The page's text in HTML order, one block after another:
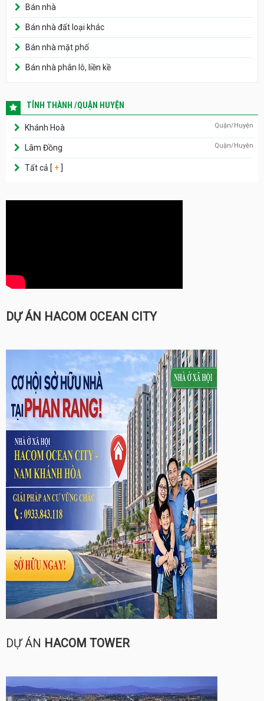
Bán nhà
Bán nhà đất loại khác
Bán nhà mặt phố
Bán nhà phân lô, liền kề
TỈNH THÀNH /QUẬN HUYỆN
Khánh Hoà Quận/Huyện
Lâm Đồng Quận/Huyện
Tất cả [ +]
DỰ ÁN HACOM OCEAN CITY
DỰ ÁN HACOM TOWER